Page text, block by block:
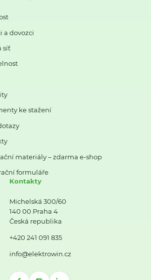
a dovozci
síť
ke stažení
materiály – zdarma e-shop
formuláře
Kontakty
Michelská 300/60
140 00 Praha 4
Česká republika
+420 241 091 835
info@elektrowin.cz